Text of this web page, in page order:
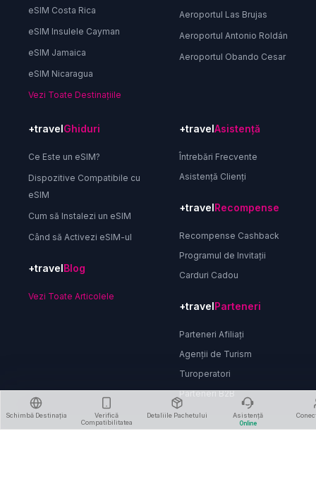
eSIM Costa Rica
eSIM Insulele Cayman
eSIM Jamaica
eSIM Nicaragua
Vezi Toate Destinațiile
Aeroportul Las Brujas
Aeroportul Antonio Roldán
Aeroportul Obando Cesar
+travelGhiduri
Ce Este un eSIM?
Dispozitive Compatibile cu
eSIM
Cum să Instalezi un eSIM
Când să Activezi eSIM-ul
+travelBlog
Vezi Toate Articolele
+travelAsistență
Întrebări Frecvente
Asistență Clienți
+travelRecompense
Recompense Cashback
Programul de Invitații
Carduri Cadou
+travelParteneri
Parteneri Afiliați
Agenții de Turism
Turoperatori
Parteneri B2B
Schimbă Destinația
Verifică
Compatibilitatea
Detaliile Pachetului Asistență
Online